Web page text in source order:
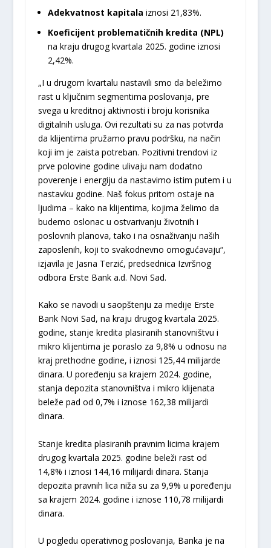
Adekvatnost kapitala iznosi 21,83%.
Koeficijent problematičnih kredita (NPL)
na kraju drugog kvartala 2025. godine iznosi
2,42%.
„I u drugom kvartalu nastavili smo da beležimo
rast u ključnim segmentima poslovanja, pre
svega u kreditnoj aktivnosti i broju korisnika
digitalnih usluga. Ovi rezultati su za nas potvrda
da klijentima pružamo pravu podršku, na način
koji im je zaista potreban. Pozitivni trendovi iz
prve polovine godine ulivaju nam dodatno
poverenje i energiju da nastavimo istim putem i u
nastavku godine. Naš fokus pritom ostaje na
ljudima – kako na klijentima, kojima želimo da
budemo oslonac u ostvarivanju životnih i
poslovnih planova, tako i na osnaživanju naših
zaposlenih, koji to svakodnevno omogućavaju“,
izjavila je Jasna Terzić, predsednica Izvršnog
odbora Erste Bank a.d. Novi Sad.
Kako se navodi u saopštenju za medije Erste
Bank Novi Sad, na kraju drugog kvartala 2025.
godine, stanje kredita plasiranih stanovništvu i
mikro klijentima je poraslo za 9,8% u odnosu na
kraj prethodne godine, i iznosi 125,44 milijarde
dinara. U poređenju sa krajem 2024. godine,
stanja depozita stanovništva i mikro klijenata
beleže pad od 0,7% i iznose 162,38 milijardi
dinara.
Stanje kredita plasiranih pravnim licima krajem
drugog kvartala 2025. godine beleži rast od
14,8% i iznosi 144,16 milijardi dinara. Stanja
depozita pravnih lica niža su za 9,9% u poređenju
sa krajem 2024. godine i iznose 110,78 milijardi
dinara.
U pogledu operativnog poslovanja, Banka je na